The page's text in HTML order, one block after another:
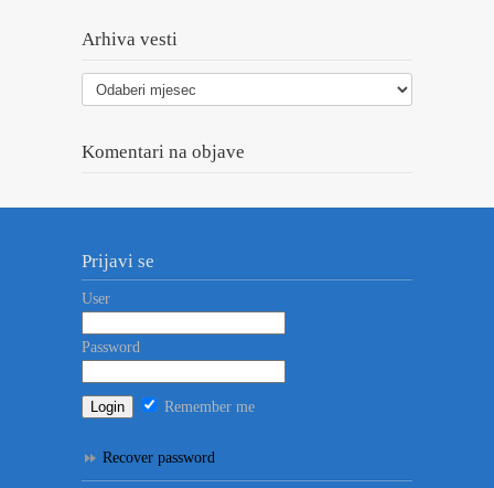
Arhiva vesti
Arhiva
vesti
Komentari na objave
Prijavi se
User
Password
Remember me
Recover password